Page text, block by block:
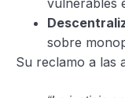
sobre
Su reclamo a las